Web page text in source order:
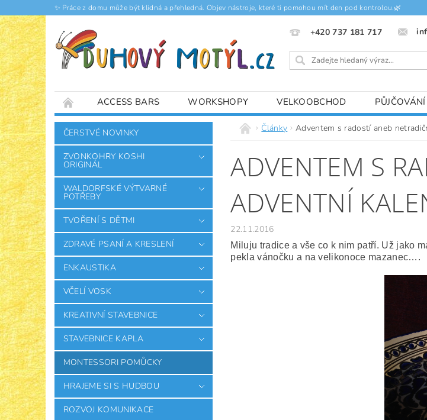
✨ Práce z domu může být klidná a přehledná. Objev nástroje, které ti pomohou mít den pod kontrolou.🌿
+420 737 181 717
ACCESS BARS WORKSHOPY VELKOOBCHOD PŮJČOVÁNÍ
ČLÁNKY
ČERSTVÉ NOVINKY
ZVONKOHRY KOSHI
ORIGINÁL
WALDORFSKÉ VÝTVARNÉ
POTŘEBY
TVOŘENÍ S DĚTMI
ZDRAVÉ PSANÍ A KRESLENÍ
ENKAUSTIKA
VČELÍ VOSK
KREATIVNÍ STAVEBNICE
STAVEBNICE KAPLA
MONTESSORI POMŮCKY
HRAJEME SI S HUDBOU
ROZVOJ KOMUNIKACE
Články Adventem s radostí aneb
ADVENTEM S
ADVENTNÍ
22.11.2016
Miluju tradice a vše co k nim patří. Už jako
pekla vánočku a na velikonoce mazanec….